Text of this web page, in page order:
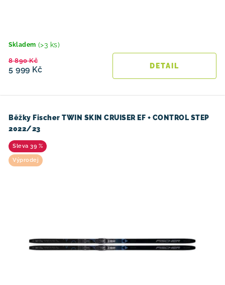
Skladem (>3 ks)
5 999 Kč
8 890 Kč
Běžky Fischer TWIN SKIN CRUISER EF + CONTROL STEP
2022/23
39 %
Výprodej